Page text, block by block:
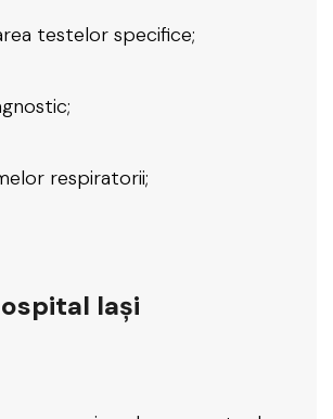
testelor specifice;
respiratorii;
Iași